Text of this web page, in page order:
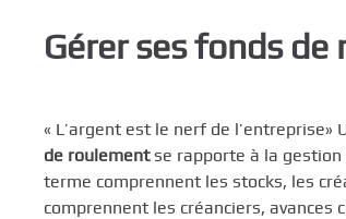
Gérer ses fonds
« L’argent est le nerf de
de roulementse rapporte à la gestion
terme comprennent les stocks, les
comprennent les créanciers, avances